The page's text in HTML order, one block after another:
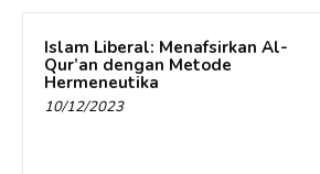
Islam Liberal: Menafsirkan Al-
Qur’an dengan Metode
Hermeneutika
10/12/2023